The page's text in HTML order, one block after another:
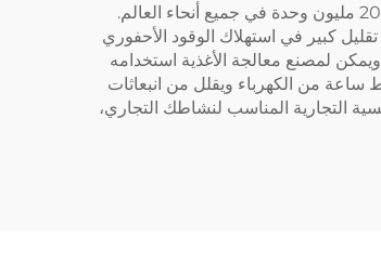
المياه الساخنة. تُعد شركة سيدتي رائدة عالميًا في هذا المجال بالذات، حيث تمتلك خبرة متخصصة تمتد لـ 19 عامًا، وسجلًا ثابتًا في توريد أكثر من 20 مليون وحدة في جميع أنحاء العالم.
كبير في استهلاك الوقود الأحفوري
لمصنع معالجة الأغذية استخدامه
ويمكن لمجمع رياضي ضمان توفر دش ساخن للاعبين. ويوفر كل نظام من أنظمة سيدتي ما يقارب 1500 كيلوواط ساعة من الكهرباء ويقلل من انبعاثات
التجارية المناسب لنشاطك التجاري،